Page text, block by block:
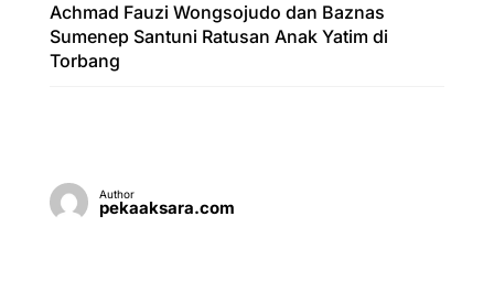
Achmad Fauzi Wongsojudo dan Baznas
Sumenep Santuni Ratusan Anak Yatim di
Torbang
Author
pekaaksara.com